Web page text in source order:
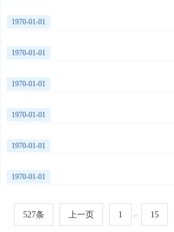
1970-01-01
1970-01-01
1970-01-01
1970-01-01
1970-01-01
1970-01-01
527条 上一页 1 .. 15